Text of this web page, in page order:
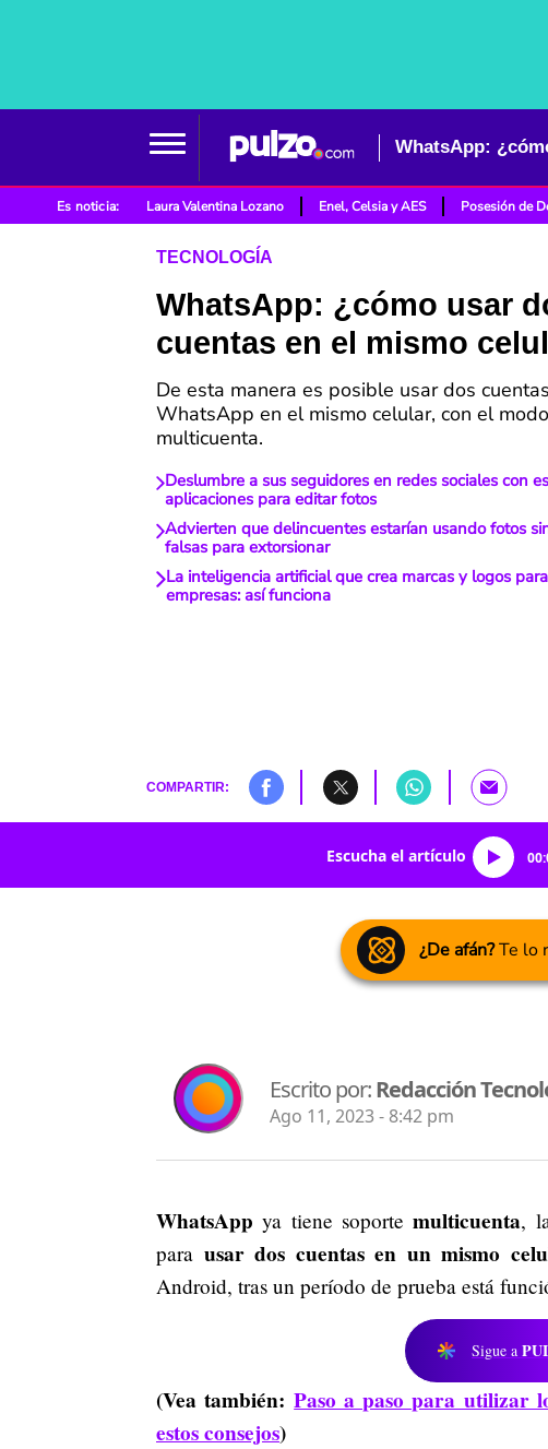
WhatsApp:
Es noticia: Laura Valentina Lozano Enel, Celsia y AES Posesión de
TECNOLOGÍA
WhatsApp: ¿cómo usar
cuentas en el mismo
De esta manera es posible usar dos
WhatsApp en el mismo celular, con el modo
multicuenta.
Deslumbre a sus seguidores en redes sociales con
aplicaciones para editar fotos
Advierten que delincuentes estarían usando fotos
falsas para extorsionar
La inteligencia artificial que crea marcas y logos para
empresas: así funciona
COMPARTIR:
Escucha el artículo
¿De afán?Te lo
Escrito por:Redacción
Ago 11, 2023 - 8:42 pm
WhatsApp ya tiene soportemulticuenta,
para usar dos cuentas en un mismo
Android, tras un período de prueba está
Sigue a
(Vea también:Paso a paso para utilizar
estos consejos)